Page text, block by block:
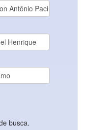
busca.